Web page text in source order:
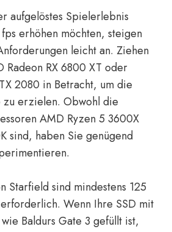
aufgelöstes Spielerlebnis
erhöhen möchten, steigen
leicht an. Ziehen
Radeon RX 6800 XT oder
2080 in Betracht, um die
zu erzielen. Obwohl die
AMD Ryzen 5 3600X
sind, haben Sie genügend
Starfield sind mindestens 125
Wenn Ihre SSD mit
Baldurs Gate 3 gefüllt ist,